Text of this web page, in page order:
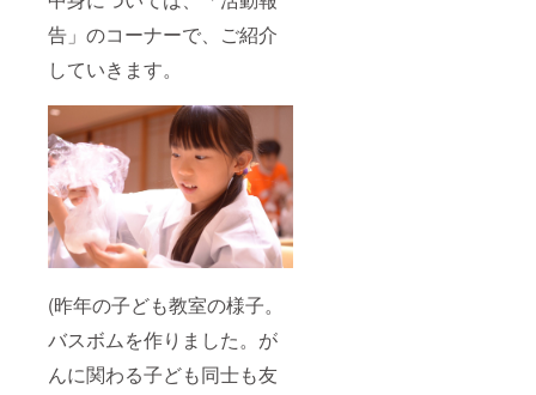
告」のコーナーで、ご紹介
していきます。
(昨年の子ども教室の様子。
バスボムを作りました。が
んに関わる子ども同士も友